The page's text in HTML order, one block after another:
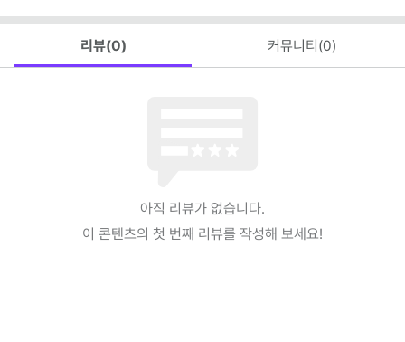
리뷰(0) 커뮤니티(0)
아직 리뷰가 없습니다.
이 콘텐츠의 첫 번째 리뷰를 작성해 보세요!